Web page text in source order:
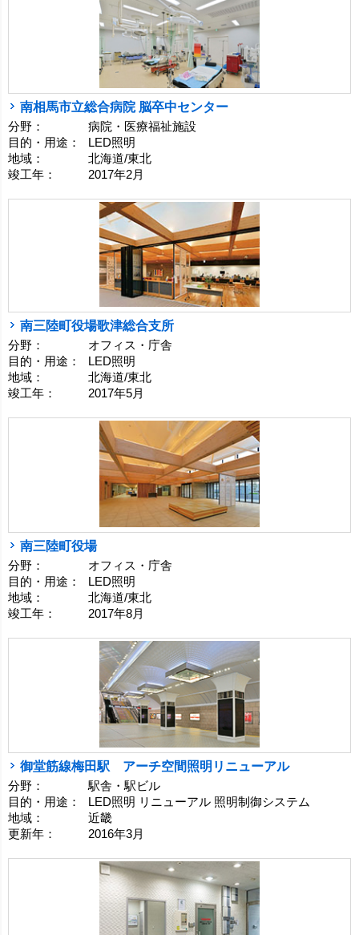
南相馬市立総合病院 脳卒中センター
分野：
病院・医療福祉施設
目的・用途：
LED照明
地域：
北海道/東北
竣工年：
2017年2月
南三陸町役場歌津総合支所
分野：
オフィス・庁舎
目的・用途：
LED照明
地域：
北海道/東北
竣工年：
2017年5月
南三陸町役場
分野：
オフィス・庁舎
目的・用途：
LED照明
地域：
北海道/東北
竣工年：
2017年8月
御堂筋線梅田駅 アーチ空間照明リニューアル
分野：
駅舎・駅ビル
目的・用途：
LED照明 リニューアル 照明制御システム
地域：
近畿
更新年：
2016年3月